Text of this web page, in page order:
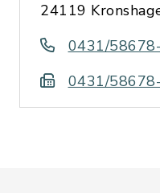
24119
0431/
0431/